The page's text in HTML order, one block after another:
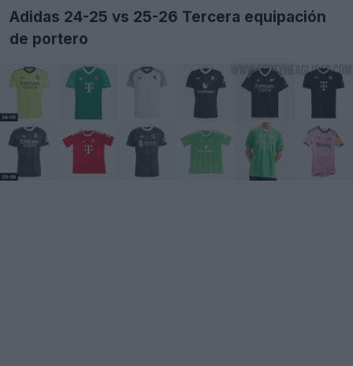
Adidas 24-25 vs 25-26 Tercera equipación
de portero